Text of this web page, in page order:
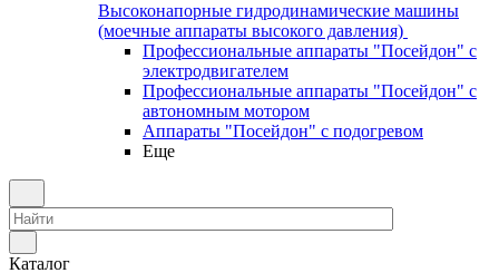
Высоконапорные гидродинамические машины
(моечные аппараты высокого давления)
Профессиональные аппараты "Посейдон" с
электродвигателем
Профессиональные аппараты "Посейдон" с
автономным мотором
Аппараты "Посейдон" с подогревом
Еще
Каталог